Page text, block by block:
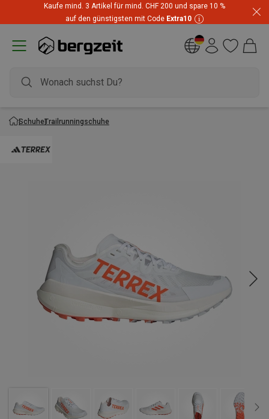
Kaufe mind. 3 Artikel für mind. CHF 200 und spare 10 %
auf den günstigsten mit Code Extra10
SchuheTrailrunningschuhe